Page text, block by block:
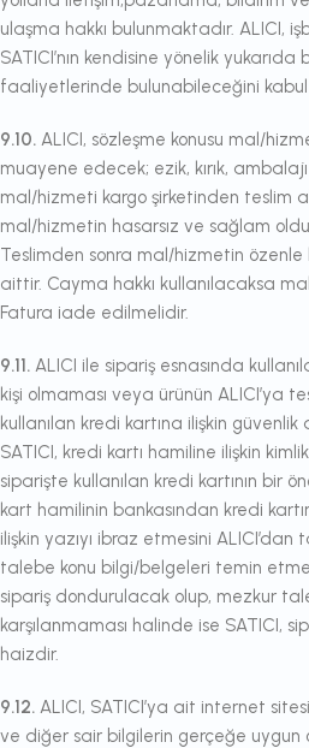
ulaşma hakkı bulunmaktadır. ALICI,
SATICI’nın kendisine yönelik
faaliyetlerinde bulunabileceğini
9.10. ALICI, sözleşme konusu mal/
muayene edecek; ezik, kırık, ambalajı
mal/hizmeti kargo şirketinden teslim
mal/hizmetin hasarsız ve sağlam
Teslimden sonra mal/hizmetin özenle
aittir. Cayma hakkı kullanılacaksa
Fatura iade edilmelidir.
9.11. ALICI ile sipariş esnasında
kişi olmaması veya ürünün ALICI’ya
kullanılan kredi kartına ilişkin
SATICI, kredi kartı hamiline ilişkin
siparişte kullanılan kredi kartının bir
kart hamilinin bankasından kredi
ilişkin yazıyı ibraz etmesini ALICI’dan
talebe konu bilgi/belgeleri temin
sipariş dondurulacak olup, mezkur
karşılanmaması halinde ise SATICI,
haizdir.
9.12. ALICI, SATICI’ya ait internet
ve diğer sair bilgilerin gerçeğe uygun